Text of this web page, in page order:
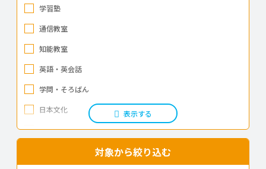
神奈川県
新潟県
富山県 表示する
学習塾
通信教室
知能教室
英語・英会話
学問・そろばん
日本文化
音楽教室
対象から絞り込む